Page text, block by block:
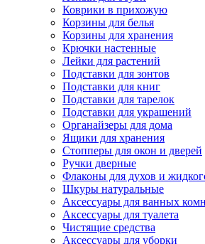
Коврики в прихожую
Корзины для белья
Корзины для хранения
Крючки настенные
Лейки для растений
Подставки для зонтов
Подставки для книг
Подставки для тарелок
Подставки для украшений
Органайзеры для дома
Ящики для хранения
Стопперы для окон и дверей
Ручки дверные
Флаконы для духов и
Шкуры натуральные
Аксессуары для ванных
Аксессуары для туалета
Чистящие средства
Аксессуары для уборки